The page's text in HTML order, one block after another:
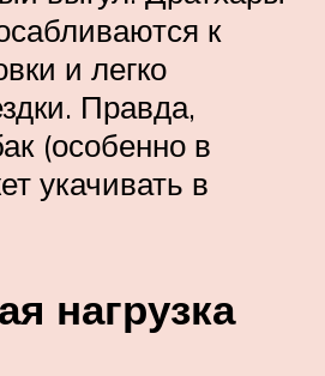
к
и легко
Правда,
(особенно в
укачивать в
нагрузка